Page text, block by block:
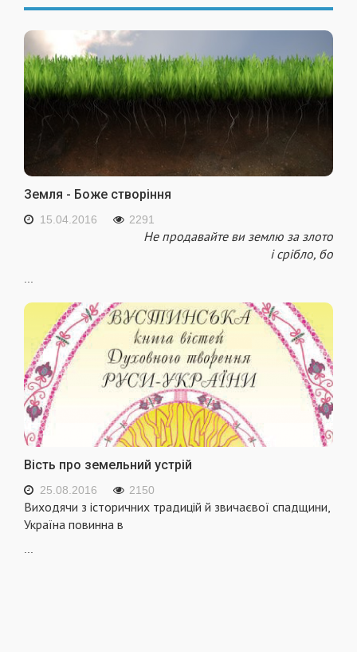
Земля - Боже створіння
15.04.2016 2291
Не продавайте ви землю за злото
і срібло, бо
Вість про земельний устрій
25.08.2016 2150
Виходячи з історичних традицій й звичаєвої спадщини,
Україна повинна в